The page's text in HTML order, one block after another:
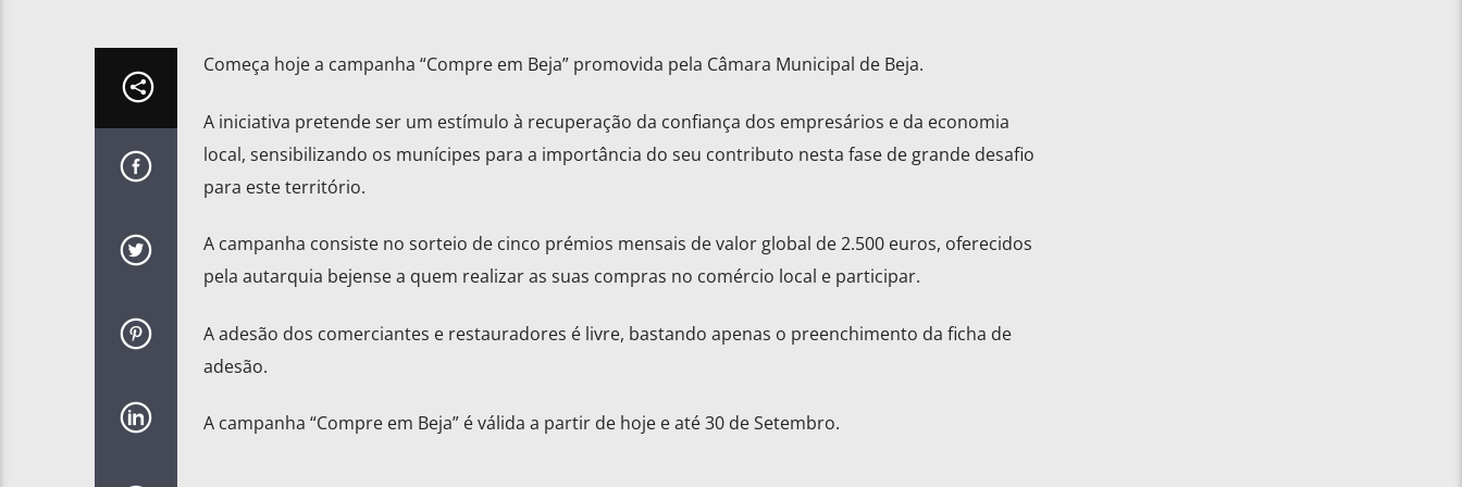
Começa hoje a campanha “Compre em Beja” promovida pela Câmara Municipal de Beja.
A iniciativa pretende ser um estímulo à recuperação da confiança dos empresários e da economia
local, sensibilizando os munícipes para a importância do seu contributo nesta fase de grande desafio
para este território.
A campanha consiste no sorteio de cinco prémios mensais de valor global de 2.500 euros, oferecidos
pela autarquia bejense a quem realizar as suas compras no comércio local e participar.
A adesão dos comerciantes e restauradores é livre, bastando apenas o preenchimento da ficha de
adesão.
A campanha “Compre em Beja” é válida a partir de hoje e até 30 de Setembro.